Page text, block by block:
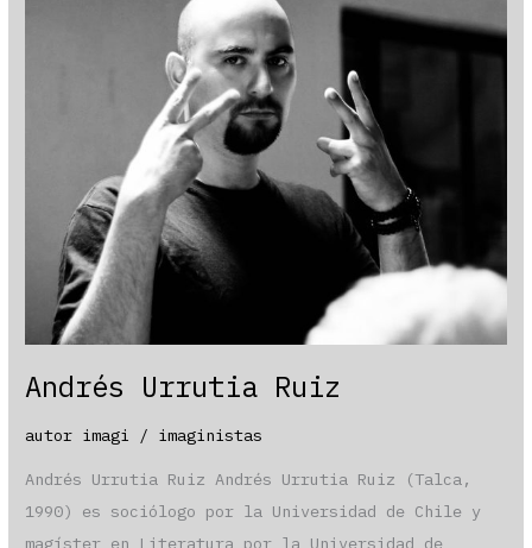
Andrés Urrutia Ruiz
autor imagi / imaginistas
Andrés Urrutia Ruiz Andrés Urrutia Ruiz (Talca,
1990) es sociólogo por la Universidad de Chile y
magíster en Literatura por la Universidad de